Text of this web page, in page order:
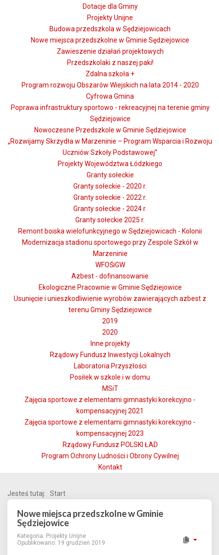
Dotacje dla Gminy
Projekty Unijne
Budowa przedszkola w Sędziejowicach
Nowe miejsca przedszkolne w Gminie Sędziejowice
Zawieszenie działań projektowych
Przedszkolaki z naszej paki!
Zdalna szkoła +
Program rozwoju Obszarów Wiejskich na lata 2014 - 2020
Cyfrowa Gmina
Poprawa infrastruktury sportowo - rekreacyjnej na terenie gminy
Sędziejowice
Nowoczesne Przedszkole w Gminie Sędziejowice
„Rozwijamy Skrzydła w Marzeninie – Program Wsparcia i Rozwoju
Uczniów Szkoły Podstawowej”
Projekty Województwa Łódzkiego
Granty sołeckie
Granty sołeckie - 2020 r.
Granty sołeckie - 2022 r.
Granty sołeckie - 2024 r.
Granty sołeckie 2025 r.
Remont boiska wielofunkcyjnego w Sędziejowicach - Kolonii
Modernizacja stadionu sportowego przy Zespole Szkół w
Marzeninie
WFOŚiGW
Azbest - dofinansowanie
Ekologiczne Pracownie w Gminie Sędziejowice
Usunięcie i unieszkodliwienie wyrobów zawierających azbest z
terenu Gminy Sędziejowice
2019
2020
Inne projekty
Rządowy Fundusz Inwestycji Lokalnych
Laboratoria Przyszłości
Posiłek w szkole i w domu
MSiT
Zajęcia sportowe z elementami gimnastyki korekcyjno -
kompensacyjnej 2021
Zajęcia sportowe z elementami gimnastyki korekcyjno -
kompensacyjnej 2023
Rządowy Fundusz POLSKI ŁAD
Program Ochrony Ludności i Obrony Cywilnej
Kontakt
Jesteś tutaj: Start
Nowe miejsca przedszkolne w Gminie
Sędziejowice
Kategoria: Projekty Unijne
Opublikowano: 19 grudzień 2019